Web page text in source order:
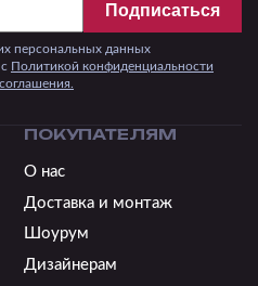
Подписаться
персональных данных
Политикой конфиденциальности
ПОКУПАТЕЛЯМ
О нас
Доставка и монтаж
Шоурум
Дизайнерам